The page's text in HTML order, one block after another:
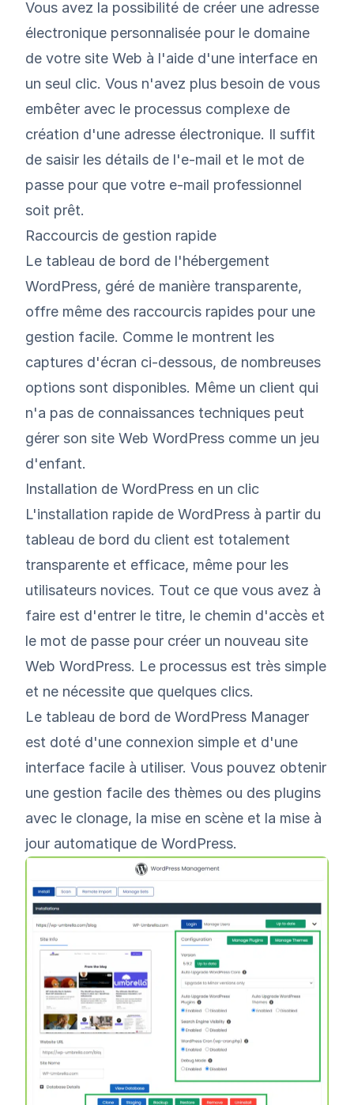
Vous avez la possibilité de créer une adresse
électronique personnalisée pour le domaine
de votre site Web à l'aide d'une interface en
un seul clic. Vous n'avez plus besoin de vous
embêter avec le processus complexe de
création d'une adresse électronique. Il suffit
de saisir les détails de l'e-mail et le mot de
passe pour que votre e-mail professionnel
soit prêt.
Raccourcis de gestion rapide
Le tableau de bord de l'hébergement
WordPress, géré de manière transparente,
offre même des raccourcis rapides pour une
gestion facile. Comme le montrent les
captures d'écran ci-dessous, de nombreuses
options sont disponibles. Même un client qui
n'a pas de connaissances techniques peut
gérer son site Web WordPress comme un jeu
d'enfant.
Installation de WordPress en un clic
L'installation rapide de WordPress à partir du
tableau de bord du client est totalement
transparente et efficace, même pour les
utilisateurs novices. Tout ce que vous avez à
faire est d'entrer le titre, le chemin d'accès et
le mot de passe pour créer un nouveau site
Web WordPress. Le processus est très simple
et ne nécessite que quelques clics.
Le tableau de bord de WordPress Manager
est doté d'une connexion simple et d'une
interface facile à utiliser. Vous pouvez obtenir
une gestion facile des thèmes ou des plugins
avec le clonage, la mise en scène et la mise à
jour automatique de WordPress.